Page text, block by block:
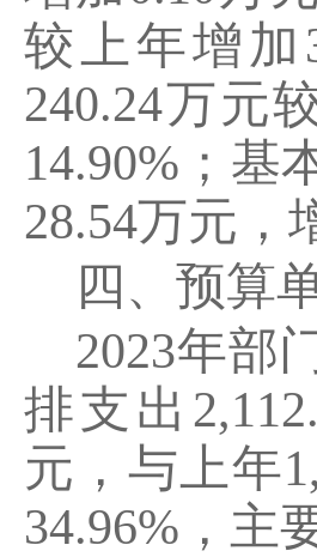
较上年增加
240.24万元
14.90% ；基
28.54万元，
四、预算
2023年部
排支出
元，与上年
34.96% ，主